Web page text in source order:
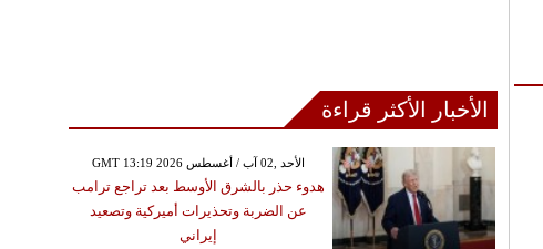
الأخبار الأكثر قراءة
GMT 13:19 2026 الأحد ,02 آب / أغسطس
هدوء حذر بالشرق الأوسط بعد تراجع ترامب
عن الضربة وتحذيرات أميركية وتصعيد
إيراني